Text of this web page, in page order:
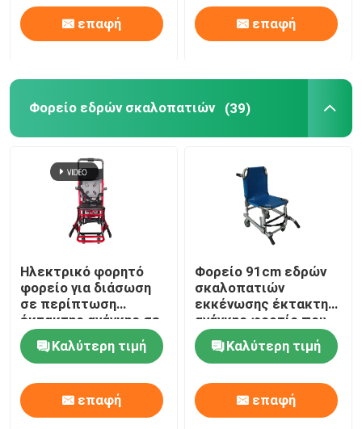
Χειρουργικός λειτουργών πίνακας
Μαιευτικό κρεβάτι
Υπομονετικό καροτσάκι μεταφοράς
Καροτσάκι ιατρικού εξοπλισμού
Κινητό φορείο έκτακτης ανάγκης
Ιατρικά έπιπλα νοσοκομείων
επαφή επαφή
Φορείο εδρών σκαλοπατιών (39)
Ηλεκτρικό φορητό
φορείο για διάσωση
σε περίπτωση
έκτακτης ανάγκης σε
σκάλες και
διαδρόμους
Καλύτερη τιμή
επαφή
Φορείο 91cm εδρών
σκαλοπατιών
εκκένωσης έκτακτης
ανάγκης φορτίο που
αντέχει 159KG
Καλύτερη τιμή
επαφή